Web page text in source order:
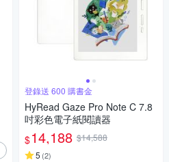
登錄送 600 購書金
HyRead Gaze Pro Note C 7.8
吋彩色電子紙閱讀器
$14,188 $14,588
5 (2)